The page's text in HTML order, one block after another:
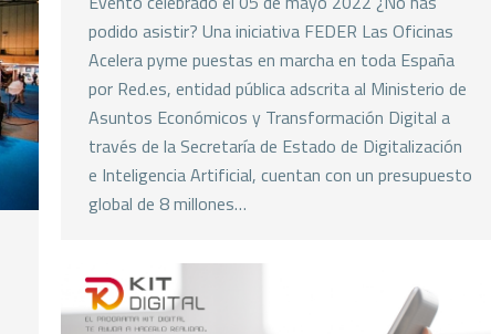
podido asistir? Una iniciativa FEDER Las Oficinas
Acelera pyme puestas en marcha en toda España
por Red.es, entidad pública adscrita al Ministerio de
Asuntos Económicos y Transformación Digital a
través de la Secretaría de Estado de Digitalización
e Inteligencia Artificial, cuentan con un presupuesto
global de 8 millones…